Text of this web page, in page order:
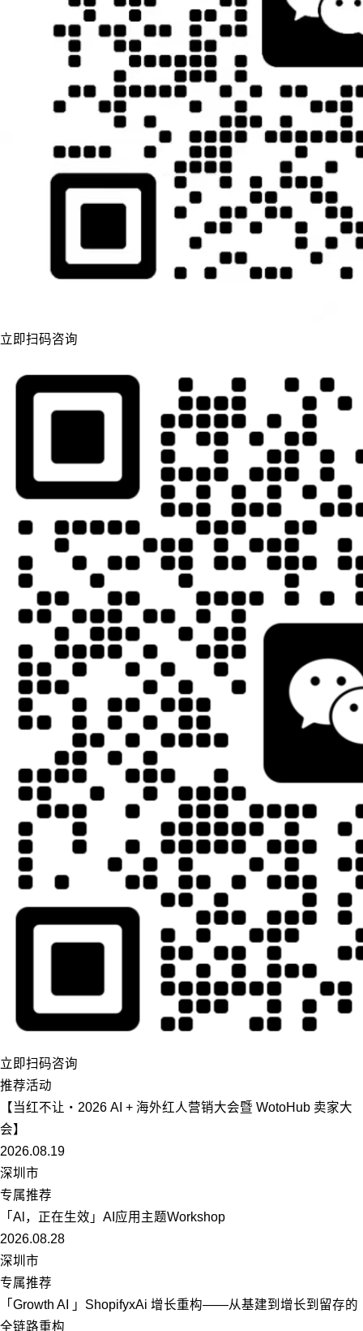
立即扫码咨询
立即扫码咨询
推荐活动
【当红不让・2026 AI + 海外红人营销大会暨 WotoHub 卖家大
会】
2026.08.19
深圳市
专属推荐
「Al，正在生效」AI应用主题Workshop
2026.08.28
深圳市
专属推荐
「Growth AI 」ShopifyxAi 增长重构——从基建到增长到留存的
全链路重构